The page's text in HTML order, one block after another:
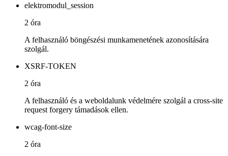
elektromodul_session
2 óra
A felhasználó böngészési munkamenetének azonosítására
szolgál.
XSRF-TOKEN
2 óra
A felhasználó és a weboldalunk védelmére szolgál a cross-site
request forgery támadások ellen.
wcag-font-size
2 óra